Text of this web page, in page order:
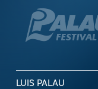
LUIS PALAU